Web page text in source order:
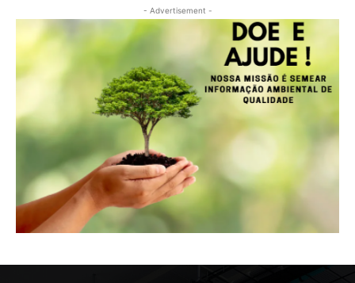
- Advertisement -